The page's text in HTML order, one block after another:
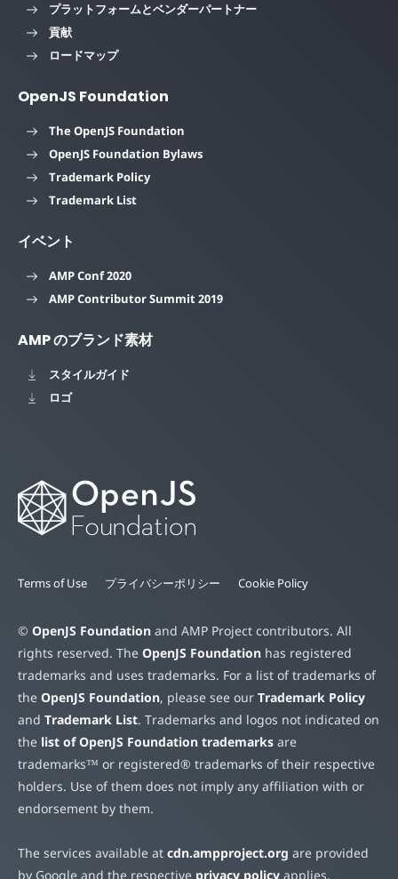
プラットフォームとベンダーパートナー
貢献
ロードマップ
OpenJS Foundation
The OpenJS Foundation
OpenJS Foundation Bylaws
Trademark Policy
Trademark List
イベント
AMP Conf 2020
AMP Contributor Summit 2019
AMP のブランド素材
スタイルガイド
ロゴ
Terms of Use プライバシーポリシー Cookie Policy
© OpenJS Foundation and AMP Project contributors. All
rights reserved. The OpenJS Foundation has registered
trademarks and uses trademarks. For a list of trademarks of
the OpenJS Foundation, please see our Trademark Policy
and Trademark List. Trademarks and logos not indicated on
the list of OpenJS Foundation trademarks are
trademarks™ or registered® trademarks of their respective
holders. Use of them does not imply any affiliation with or
endorsement by them.
The services available at cdn.ampproject.org are provided
by Google and the respective privacy policy applies.